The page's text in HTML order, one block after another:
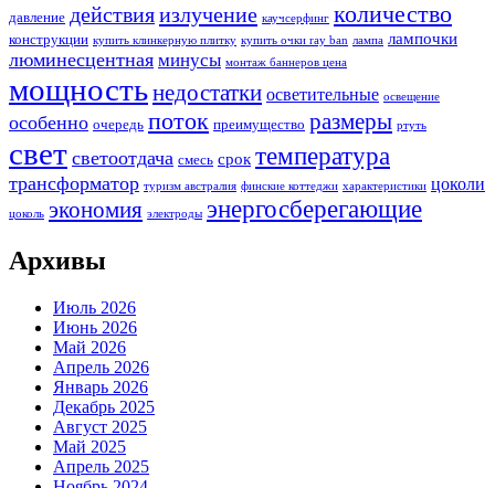
давление действияизлучение каучсерфинг количество
конструкции купить клинкерную плитку купить очки ray ban лампа лампочки
люминесцентная минусы монтаж баннеров цена
мощностьнедостатки осветительные освещение
особенно очередь поток преимущество размеры ртуть
свет светоотдача смесь срок температура
трансформатор туризм австралия финские коттеджи характеристики цоколи
цоколь экономия электроды энергосберегающие
Архивы
Июль 2026
Июнь 2026
Май 2026
Апрель 2026
Январь 2026
Декабрь 2025
Август 2025
Май 2025
Апрель 2025